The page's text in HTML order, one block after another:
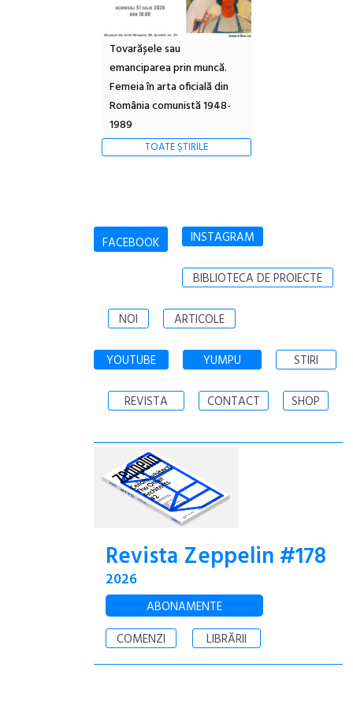
Tovarășele sau
emanciparea prin muncă.
Femeia în arta oficială din
România comunistă 1948-
1989
TOATE ȘTIRILE
FACEBOOK INSTAGRAM
BIBLIOTECA DE PROIECTE
NOI ARTICOLE
YOUTUBE YUMPU STIRI
REVISTA CONTACT SHOP
Revista Zeppelin #178
2026
ABONAMENTE
COMENZI
LIBRĂRII